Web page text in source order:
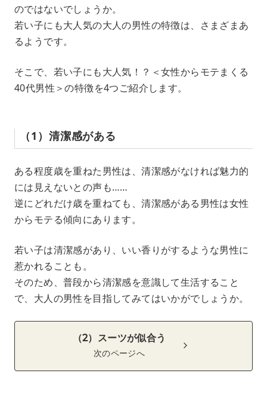
のではないでしょうか。
若い子にも大人気の大人の男性の特徴は、さまざまあ
るようです。
そこで、若い子にも大人気！？＜女性からモテまくる
40代男性＞の特徴を4つご紹介します。
（1）清潔感がある
ある程度歳を重ねた男性は、清潔感がなければ魅力的
には見えないとの声も……
逆にどれだけ歳を重ねても、清潔感がある男性は女性
からモテる傾向にあります。
若い子は清潔感があり、いい香りがするような男性に
惹かれることも。
そのため、普段から清潔感を意識して生活すること
で、大人の男性を目指してみてはいかがでしょうか。
（2）スーツが似合う
次のページへ